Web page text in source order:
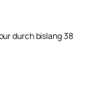
durch bislang 38